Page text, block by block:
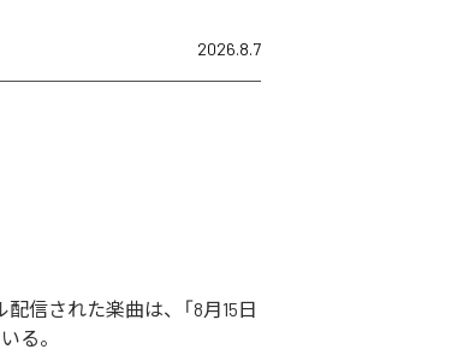
2026.8.7
配信された楽曲は、「8月15日
る。